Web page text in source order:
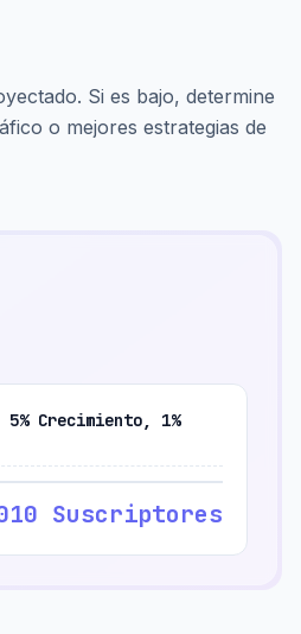
Si es bajo, determine
o mejores estrategias de
5% Crecimiento, 1%
Suscriptores